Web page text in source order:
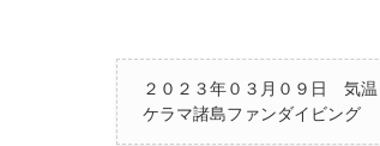
２０２３年０３月０９日 気
ケラマ諸島ファンダイビング